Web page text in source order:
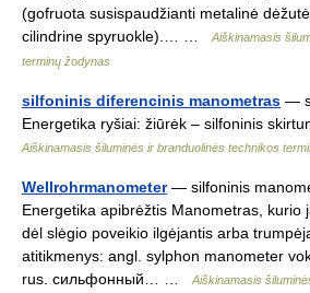
(gofruota susispaudžianti metalinė
cilindrine spyruokle).… …
Aiškinamasis
terminų žodynas
silfoninis diferencinis manometras —
Energetika ryšiai: žiūrėk – silfoninis
Aiškinamasis šiluminės ir branduolinės technikos
Wellrohrmanometer— silfoninis
Energetika apibrėžtis Manometras, kurio
dėl slėgio poveikio ilgėjantis arba
atitikmenys: angl. sylphon manometer
rus. сильфонный… …
Aiškinamasis